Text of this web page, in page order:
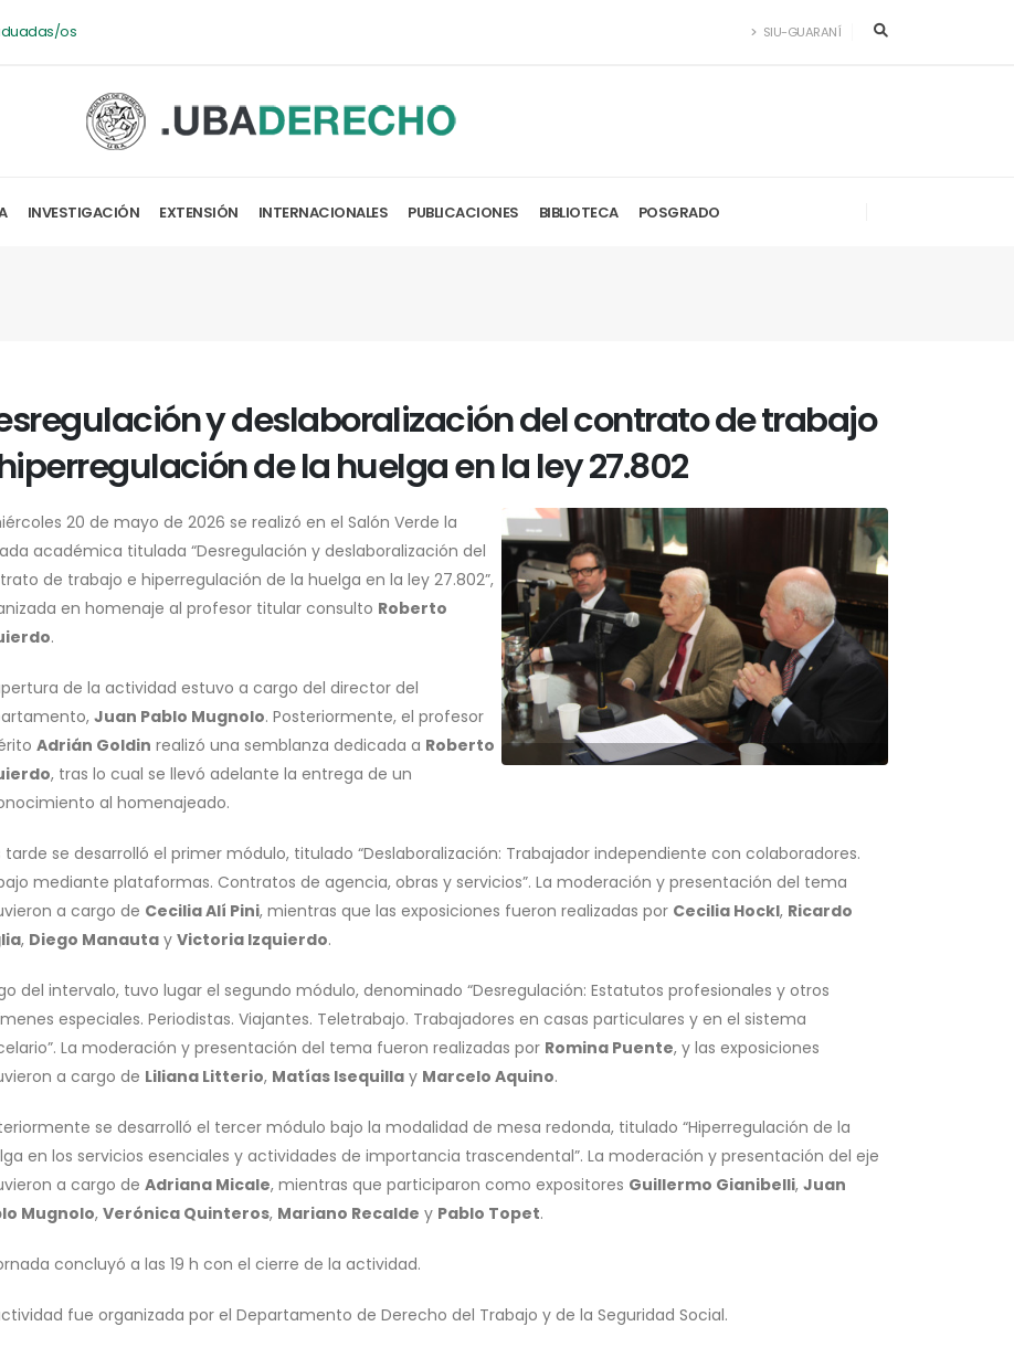
os SIU-GUARANÍ
INVESTIGACIÓN EXTENSIÓN INTERNACIONALES PUBLICACIONES BIBLIOTECA POSGRADO
y deslaboralización del contrato de trabajo
de la huelga en la ley 27.802
20 de mayo de 2026 se realizó en el Salón Verde la
académica titulada “Desregulación y deslaboralización del
de trabajo e hiperregulación de la huelga en la ley 27.802”,
en homenaje al profesor titular consulto Roberto
.
de la actividad estuvo a cargo del director del
Juan Pablo Mugnolo. Posteriormente, el profesor
Adrián Goldin realizó una semblanza dedicada a Roberto
, tras lo cual se llevó adelante la entrega de un
al homenajeado.
tarde se desarrolló el primer módulo, titulado “Deslaboralización: Trabajador independiente con colaboradores.
mediante plataformas. Contratos de agencia, obras y servicios”. La moderación y presentación del tema
a cargo de Cecilia Alí Pini, mientras que las exposiciones fueron realizadas por Cecilia Hockl, Ricardo
, Diego Manauta y Victoria Izquierdo.
del intervalo, tuvo lugar el segundo módulo, denominado “Desregulación: Estatutos profesionales y otros
especiales. Periodistas. Viajantes. Teletrabajo. Trabajadores en casas particulares y en el sistema
La moderación y presentación del tema fueron realizadas por Romina Puente, y las exposiciones
a cargo de Liliana Litterio, Matías Isequilla y Marcelo Aquino.
se desarrolló el tercer módulo bajo la modalidad de mesa redonda, titulado “Hiperregulación de la
en los servicios esenciales y actividades de importancia trascendental”. La moderación y presentación del eje
a cargo de Adriana Micale, mientras que participaron como expositores Guillermo Gianibelli, Juan
Mugnolo, Verónica Quinteros, Mariano Recalde y Pablo Topet.
concluyó a las 19 h con el cierre de la actividad.
fue organizada por el Departamento de Derecho del Trabajo y de la Seguridad Social.